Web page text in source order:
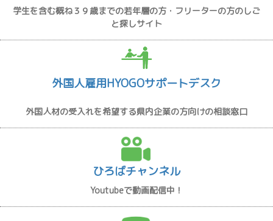
学生を含む概ね３９歳までの若年層の方・フリーターの方のしご
と探しサイト
外国人雇用HYOGOサポートデスク
外国人材の受入れを希望する県内企業の方向けの相談窓口
ひろばチャンネル
Youtubeで動画配信中！